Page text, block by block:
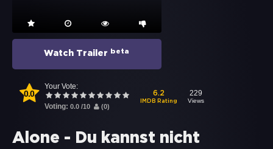
Watch Trailer beta
0.0
Your Vote:
Voting: 0.0 /10 (0)
6.2
IMDB Rating
229
Views
Alone - Du kannst nicht